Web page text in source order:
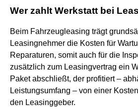
Wer zahlt Werkstatt bei
Beim Fahrzeugleasing trägt
Leasingnehmer die Kosten für
Reparaturen, somit auch für die
zusätzlich zum Leasingvertrag ein
Paket abschließt, der profitiert –
Leistungsumfang – von einer
den Leasinggeber.